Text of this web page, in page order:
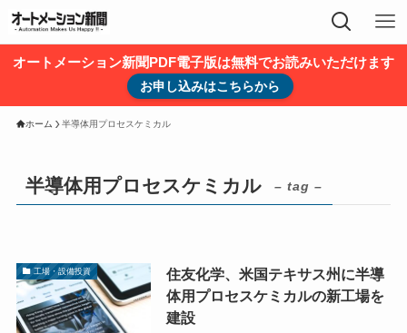
オートメーション新聞PDF電子版は無料でお読みいただけます
お申し込みはこちらから
ホーム 半導体用プロセスケミカル
半導体用プロセスケミカル – tag –
工場・設備投資
住友化学、米国テキサス州に半導
体用プロセスケミカルの新工場を
建設